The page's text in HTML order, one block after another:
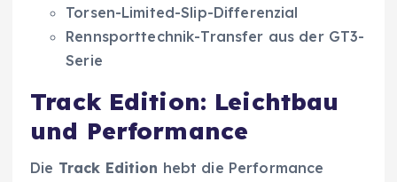
Torsen-Limited-Slip-Differenzial
Rennsporttechnik-Transfer aus der GT3-
Serie
Track Edition: Leichtbau
und Performance
Die Track Edition hebt die Performance